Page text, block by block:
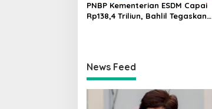
PNBP Kementerian ESDM Capai
Rp138,4 Triliun, Bahlil Tegaskan
News Feed